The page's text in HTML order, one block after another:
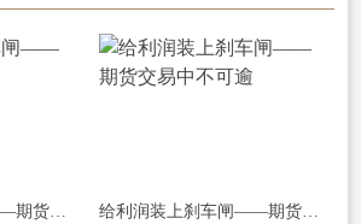
给利润装上刹车闸——期货交易中不可逾 给利润装上刹车闸——期货交易中不可逾